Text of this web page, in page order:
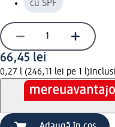
cu SPF
66,45 lei
0,27 l (246,11 lei pe 1 l)